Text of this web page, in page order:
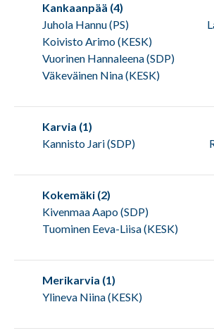
Kankaanpää (4)
Juhola Hannu (PS)
Koivisto Arimo (KESK)
Vuorinen Hannaleena (SDP)
Väkeväinen Nina (KESK)
Karvia (1)
Kannisto Jari (SDP)
Kokemäki (2)
Kivenmaa Aapo (SDP)
Tuominen Eeva-Liisa (KESK)
Merikarvia (1)
Ylineva Niina (KESK)